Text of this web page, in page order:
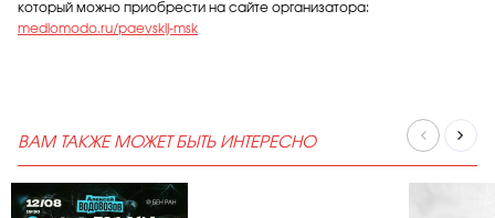
который можно приобрести на сайте организатора:
mediomodo.ru/paevskij-msk
ВАМ ТАКЖЕ МОЖЕТ БЫТЬ ИНТЕРЕСНО